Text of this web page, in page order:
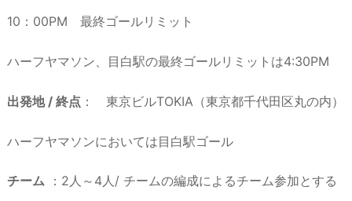
10：00PM 最終ゴールリミット
ハーフヤマソン、目白駅の最終ゴールリミットは4:30PM
出発地 / 終点 ： 東京ビルTOKIA（東京都千代田区丸の内）
ハーフヤマソンにおいては目白駅ゴール
チーム ：2人～4人/ チームの編成によるチーム参加とする